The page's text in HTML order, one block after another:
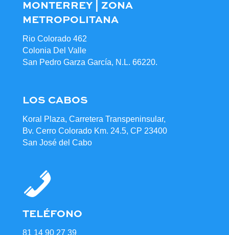
MONTERREY | ZONA
METROPOLITANA
Rio Colorado 462
Colonia Del Valle
San Pedro Garza García, N.L. 66220.
LOS CABOS
Koral Plaza, Carretera Transpeninsular,
Bv. Cerro Colorado Km. 24.5, CP 23400
San José del Cabo
TELÉFONO
81 14 90 27 39